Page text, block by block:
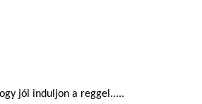
jól induljon a reggel.....